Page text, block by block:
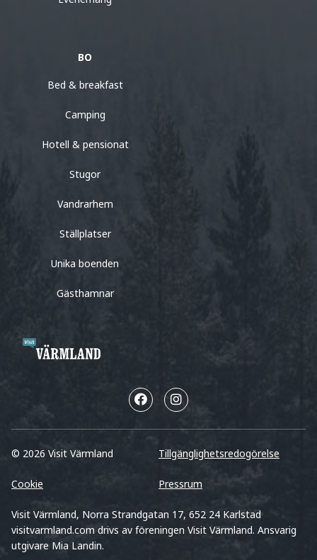
BO
Bed & breakfast
Camping
Hotell & pensionat
Stugor
Vandrarhem
Ställplatser
Unika boenden
Gästhamnar
© 2026 Visit Värmland Tillgänglighetsredogörelse
Cookie Pressrum
Visit Värmland, Norra Strandgatan 17, 652 24 Karlstad
visitvarmland.com drivs av föreningen Visit Värmland. Ansvarig
utgivare Mia Landin.